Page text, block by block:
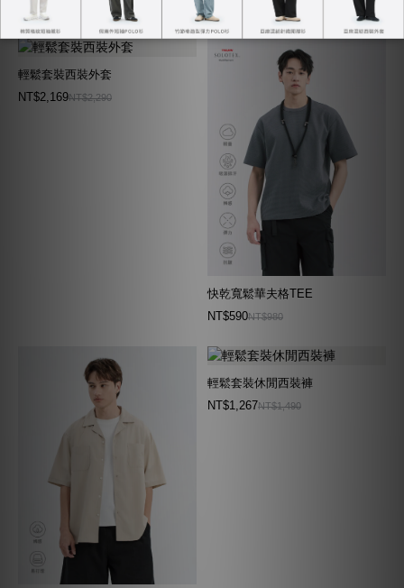
NT$890
NT$1,406
NT$1,480
輕鬆套裝西裝外套
NT$2,169NT$2,290
快乾寬鬆華夫格TEE
NT$590NT$980
輕鬆套裝休閒西裝褲
NT$1,267NT$1,490